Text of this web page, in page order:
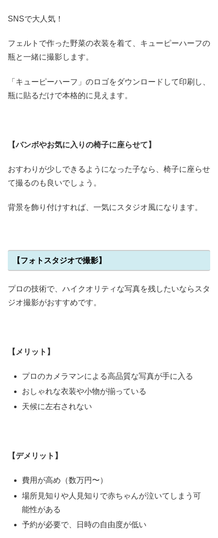
SNSで大人気！
フェルトで作った野菜の衣装を着て、キューピーハーフの
瓶と一緒に撮影します。
「キューピーハーフ」のロゴをダウンロードして印刷し、
瓶に貼るだけで本格的に見えます。
【バンボやお気に入りの椅子に座らせて】
おすわりが少しできるようになった子なら、椅子に座らせ
て撮るのも良いでしょう。
背景を飾り付けすれば、一気にスタジオ風になります。
【フォトスタジオで撮影】
プロの技術で、ハイクオリティな写真を残したいならスタ
ジオ撮影がおすすめです。
【メリット】
プロのカメラマンによる高品質な写真が手に入る
おしゃれな衣装や小物が揃っている
天候に左右されない
【デメリット】
費用が高め（数万円〜）
場所見知りや人見知りで赤ちゃんが泣いてしまう可
能性がある
予約が必要で、日時の自由度が低い